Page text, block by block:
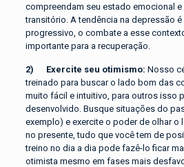
compreendam seu estado emocional
transitório. A tendência na depressão
progressivo, o combate a esse
importante para a recuperação.
2) Exercite seu otimismo: Nosso
treinado para buscar o lado bom das
muito fácil e intuitivo, para outros isso
desenvolvido. Busque situações do
exemplo) e exercite o poder de olhar o
no presente, tudo que você tem de
treino no dia a dia pode fazê-lo ficar
otimista mesmo em fases mais